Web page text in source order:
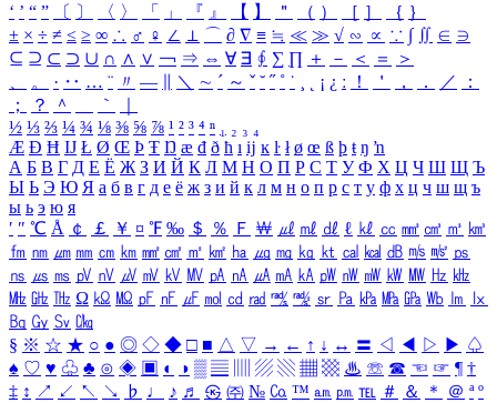
‘ ’ “ ” 〔 〕 〈 〉 「 」 『 』 【 】 ＂ （ ） ［ ］ ｛ ｝
± × ÷ ≠ ≤ ≥ ∞ ∴ ♂ ♀ ∠ ⊥ ⌒ ∂ ∇ ≡ ≒ ≪ ≫ √ ∽ ∝ ∵ ∫ ∬ ∈ ∋
⊆ ⊇ ⊂ ⊃ ∪ ∩ ∧ ∨ ￢ ⇒ ⇔ ∀ ∃ ∮ ∑ ∏ ＋ － ＜ ＝
＞
、
。 · ‥ … ¨ 〃 ― ＼ ∼ ´ ～ ˇ ˘ ˝ ˚ ˙ ¸ ¡ ¿ ː ！ ＇ ， ． ／
：
；
？ ＾ ｀
½ ⅓ ⅔ ¼ ¾ ⅛ ⅜ ⅝ ⅞ ¹ ² ³ ⁴ ⁿ ₁ ₂ ₃ ₄
Æ Ð Ħ Ĳ Ł Ø Œ Þ Ŧ Ŋ æ đ ð ħ ı ĳ ĸ ŀ ł ø œ ß þ ŧ ŋ ŉ
А Б В Г Д Е Ё Ж З И Й К Л М Н О П Р С Т У Ф Х Ц Ч Ш Щ Ъ
Ы Ь Э Ю Я а б в г д е ё ж з и й к л м н о п р с т у ф х ц ч ш щ ъ
ы ь э ю я
′ ″ ℃ Å ￠ ￡ ￥ ¤ ℉ ‰ ＄ ％ Ｆ ￦ ㎕ ㎖ ㎗ ℓ ㎘ ㏄ ㎣ ㎤ ㎥ ㎦
㎙ ㎚ ㎛ ㎜ ㎝ ㎞ ㎟ ㎠ ㎡ ㎢ ㏊ ㎍ ㎎ ㎏ ㏏ ㎈ ㎉ ㏈ ㎧ ㎨ ㎰
㎱ ㎲ ㎳ ㎴ ㎵ ㎶ ㎷ ㎸ ㎹ ㎀ ㎁ ㎂ ㎃ ㎄ ㎺ ㎻ ㎽ ㎾ ㎿ ㎐ ㎑
㎒ ㎓ ㎔ Ω ㏀ ㏁ ㎊ ㎋ ㎌ ㏖ ㏅ ㎭ ㎮ ㎯ ㏛ ㎩ ㎪ ㎫ ㎬ ㏝ ㏐
㏓
㏃ ㏉ ㏜ ㏆
§ ※ ☆ ★ ○ ● ◎ ◇ ◆ □ ■ △ ▽ → ← ↑ ↓ ↔ 〓 ◁ ◀ ▷ ▶ ♤
♠ ♡ ♥ ♧ ♣ ⊙ ◈ ▣ ◐ ◑ ▒ ▤ ▨ ▧ ▦ ▩ ♨ ☏ ☎ ☜ ☞ ¶ †
‡ ↕ ↗ ↙ ↖ ↘ ♭ ♩ ♪ ♬ ㉿ ㈜ № ㏇ ™ ㏂ ㏘ ℡ ＃ ＆ ＊ ＠ ª º